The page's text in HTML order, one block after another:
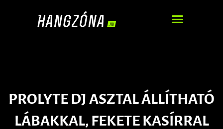
PROLYTE DJ ASZTAL ÁLLÍTHATÓ
LÁBAKKAL, FEKETE KASÍRRAL